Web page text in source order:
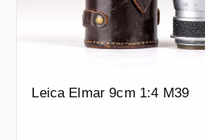
Leica Elmar 9cm 1:4 M39